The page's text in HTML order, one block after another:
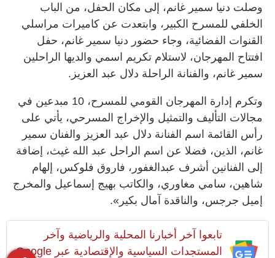
وصلت دنيا سمير غانم، إلى مكان الحفل، من الباب
الخلفي للمسرح الكبير، وابتعدت عن كاميرات مراسلي
القنوات الفضائية، وجاء حضور دنيا سمير غانم، حفل
افتتاح المهرجان، لاستلام تكريم اسمي والديها الراحلين
سمير غانم، والفنانة الراحلة دلال عبد العزيز.
وتكرم إدارة المهرجان القومي للمسرح، 10 مبدعين في
مجالات التأليف والتمثيل والإخراج المسرحي، يأتي على
رأس القائمة اسم الفنانة دلال عبد العزيز والفنان سمير
غانم، الذين، فضلا عن اسم الراحل عبد الله غيث، إضافة
إلى الفنانين أشرف عبدالغفور، فاروق فلوكس، إلهام
شاهين، سامي مغاوري، والكاتب بهيج إسماعيل والمخرج
إميل جرجس، والناقدة آمال بكير».
تابعوا آخر أخبارنا المحلية والرياضية وآخر
المستجدات السياسية والإقتصادية عبر Google